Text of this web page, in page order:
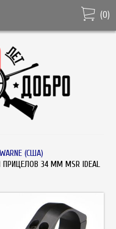
(0)
WARNE (США)
ПРИЦЕЛОВ 34 ММ MSR IDEAL